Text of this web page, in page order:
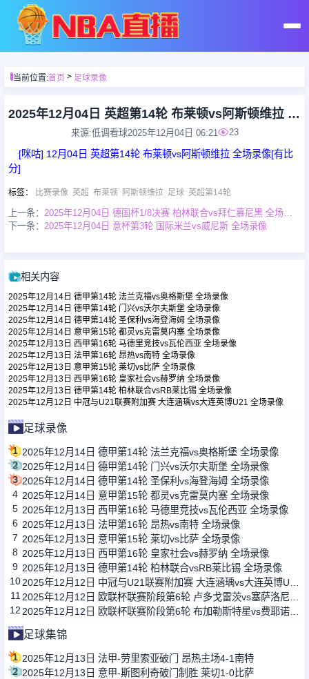
首页
足球直播
篮球直播
足球录像
篮球录像
篮球集锦
足球新闻
篮球新闻
当前位置:首页> 足球录像
2025年12月04日 英超第14轮 布莱顿vs阿斯顿维拉 全场录像
来源:低调看球2025年12月04日 06:21 23
[咪咕] 12月04日 英超第14轮 布莱顿vs阿斯顿维拉 全场录像[有比
分]
标签： 比赛录像 英超 布莱顿 阿斯顿维拉 足球 英超第14轮
上一条：
2025年12月04日 德国杯1/8决赛 柏林联合vs拜仁慕尼黑 全场录像
下一条： 2025年12月04日 意杯第3轮 国际米兰vs威尼斯 全场录像
相关内容
2025年12月14日 德甲第14轮 法兰克福vs奥格斯堡 全场录像
2025年12月14日 德甲第14轮 门兴vs沃尔夫斯堡 全场录像
2025年12月14日 德甲第14轮 圣保利vs海登海姆 全场录像
2025年12月14日 意甲第15轮 都灵vs克雷莫内塞 全场录像
2025年12月13日 西甲第16轮 马德里竞技vs瓦伦西亚 全场录像
2025年12月13日 法甲第16轮 昂热vs南特 全场录像
2025年12月13日 意甲第15轮 莱切vs比萨 全场录像
2025年12月13日 西甲第16轮 皇家社会vs赫罗纳 全场录像
2025年12月13日 德甲第14轮 柏林联合vsRB莱比锡 全场录像
2025年12月12日 中冠与U21联赛附加赛 大连涵瑀vs大连英博U21 全场录像
足球录像
1 2025年12月14日 德甲第14轮 法兰克福vs奥格斯堡 全场录像
2 2025年12月14日 德甲第14轮 门兴vs沃尔夫斯堡 全场录像
3 2025年12月14日 德甲第14轮 圣保利vs海登海姆 全场录像
4 2025年12月14日 意甲第15轮 都灵vs克雷莫内塞 全场录像
5 2025年12月13日 西甲第16轮 马德里竞技vs瓦伦西亚 全场录像
6 2025年12月13日 法甲第16轮 昂热vs南特 全场录像
7 2025年12月13日 意甲第15轮 莱切vs比萨 全场录像
8 2025年12月13日 西甲第16轮 皇家社会vs赫罗纳 全场录像
9 2025年12月13日 德甲第14轮 柏林联合vsRB莱比锡 全场录像
10
11
12
足球集锦
1 2025年12月13日 法甲-劳里索亚破门 昂热主场4-1南特
2 2025年12月13日 意甲-斯图利奇破门制胜 莱切1-0比萨